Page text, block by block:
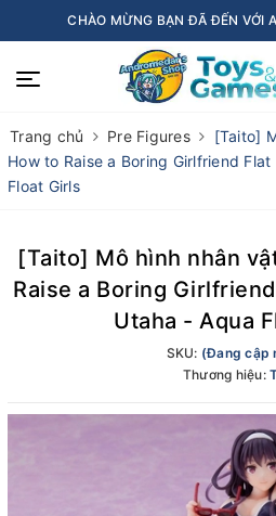
CHÀO MỪNG BẠN ĐÃ ĐẾN VỚI
Trang chủ Pre Figures
[Taito]
How to Raise a Boring Girlfriend
Float Girls
[Taito] Mô hình nhân
Raise a Boring
Utaha - Aqua
SKU: (Đang cập
Thương hiệu: